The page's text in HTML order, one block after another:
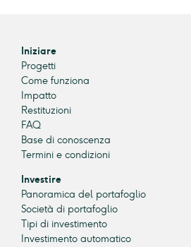
Iniziare
Progetti
Come funziona
Impatto
Restituzioni
FAQ
Base di conoscenza
Termini e condizioni
Investire
Panoramica del portafoglio
Società di portafoglio
Tipi di investimento
Investimento automatico